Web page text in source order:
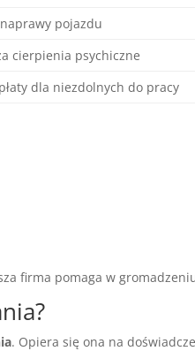
pojazdu
cierpienia psychiczne
dla niezdolnych do pracy
firma pomaga w
. Opiera się ona na